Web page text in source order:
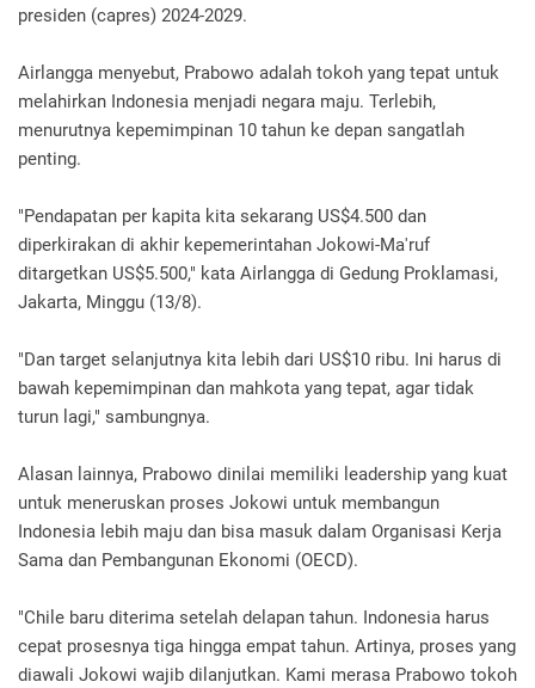
presiden (capres) 2024-2029.
Airlangga menyebut, Prabowo adalah tokoh yang tepat untuk
melahirkan Indonesia menjadi negara maju. Terlebih,
menurutnya kepemimpinan 10 tahun ke depan sangatlah
penting.
"Pendapatan per kapita kita sekarang US$4.500 dan
diperkirakan di akhir kepemerintahan Jokowi-Ma'ruf
ditargetkan US$5.500," kata Airlangga di Gedung Proklamasi,
Jakarta, Minggu (13/8).
"Dan target selanjutnya kita lebih dari US$10 ribu. Ini harus di
bawah kepemimpinan dan mahkota yang tepat, agar tidak
turun lagi," sambungnya.
Alasan lainnya, Prabowo dinilai memiliki leadership yang kuat
untuk meneruskan proses Jokowi untuk membangun
Indonesia lebih maju dan bisa masuk dalam Organisasi Kerja
Sama dan Pembangunan Ekonomi (OECD).
"Chile baru diterima setelah delapan tahun. Indonesia harus
cepat prosesnya tiga hingga empat tahun. Artinya, proses yang
diawali Jokowi wajib dilanjutkan. Kami merasa Prabowo tokoh